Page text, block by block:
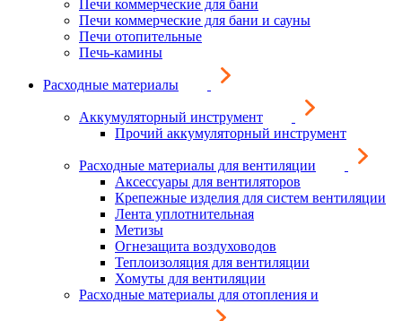
Печи коммерческие для бани
Печи коммерческие для бани и сауны
Печи отопительные
Печь-камины
Расходные материалы
Аккумуляторный инструмент
Прочий аккумуляторный инструмент
Расходные материалы для вентиляции
Аксессуары для вентиляторов
Крепежные изделия для систем вентиляции
Лента уплотнительная
Метизы
Огнезащита воздуховодов
Теплоизоляция для вентиляции
Хомуты для вентиляции
Расходные материалы для отопления и